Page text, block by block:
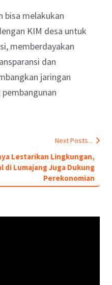
bisa melakukan
KIM desa untuk
memberdayakan
dan
jaringan
Next Posts...
Lestarikan Lingkungan,
di Lumajang Juga Dukung
Perekonomian